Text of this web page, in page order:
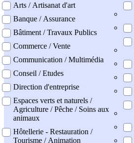
Arts / Artisanat d'art
Banque / Assurance
Bâtiment / Travaux Publics
Commerce / Vente
Communication / Multimédia
Conseil / Etudes
Direction d'entreprise
Espaces verts et naturels /
Agriculture / Pêche / Soins aux
animaux
Hôtellerie - Restauration /
Tourisme / Animation